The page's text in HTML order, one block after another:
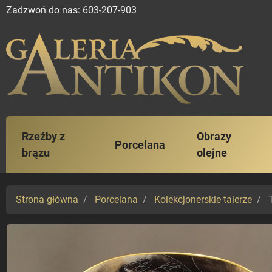
Zadzwoń do nas: 603-207-903
Rzeźby z
brązu
Porcelana
Obrazy
olejne
Strona główna Porcelana Kolekcjonerskie talerze